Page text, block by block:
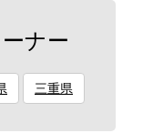
ナー
三重県